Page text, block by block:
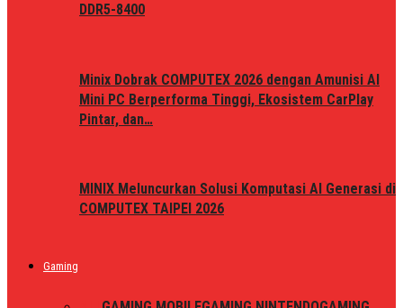
DDR5-8400
Minix Dobrak COMPUTEX 2026 dengan Amunisi AI
Mini PC Berperforma Tinggi, Ekosistem CarPlay
Pintar, dan…
MINIX Meluncurkan Solusi Komputasi AI Generasi di
COMPUTEX TAIPEI 2026
Gaming